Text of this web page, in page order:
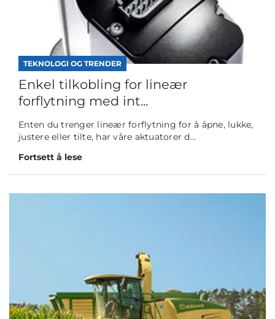
TEKNOLOGI OG TRENDER
Enkel tilkobling for lineær
forflytning med int...
Enten du trenger lineær forflytning for å åpne, lukke,
justere eller tilte, har våre aktuatorer d...
Fortsett å lese